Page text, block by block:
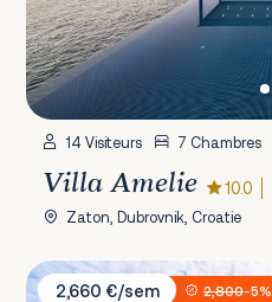
14 Visiteurs 7 Chambres
Villa Amelie 10.0
Zaton, Dubrovnik, Croatie
Villa White House
2,660 €/sem
2,800-5%